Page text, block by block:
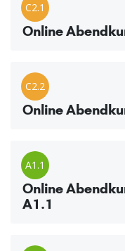
C2.1
Online
C2.2
Online
A1.1
Online
A1.1